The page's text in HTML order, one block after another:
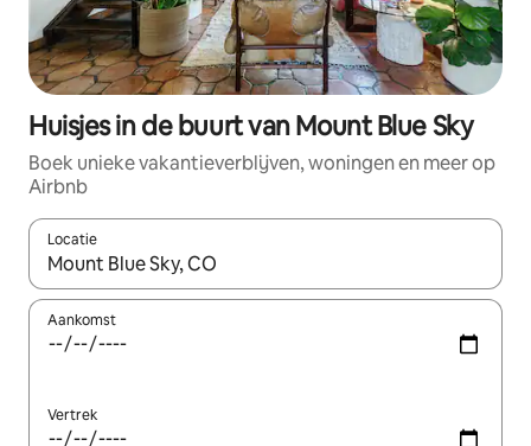
Huisjes in de buurt van Mount Blue Sky
Boek unieke vakantieverblijven, woningen en meer op
Airbnb
Locatie
Wanneer er suggesties beschikbaar zijn, maak je een keuze
Aankomst
Vertrek